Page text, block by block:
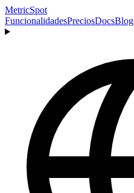
MetricSpot
FuncionalidadesPreciosDocsBlog